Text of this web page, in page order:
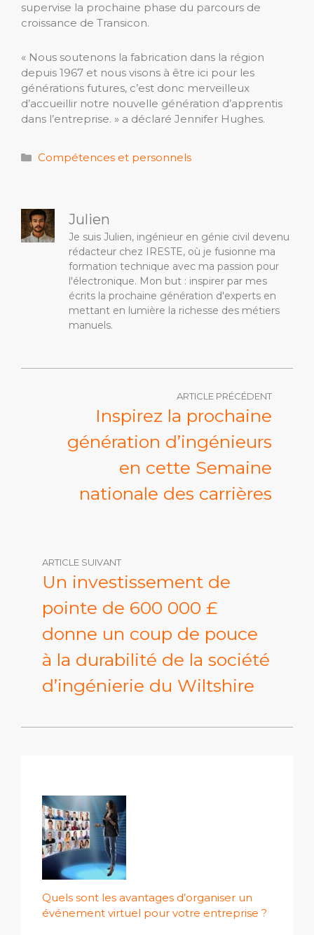
supervise la prochaine phase du parcours de
croissance de Transicon.
« Nous soutenons la fabrication dans la région
depuis 1967 et nous visons à être ici pour les
générations futures, c’est donc merveilleux
d’accueillir notre nouvelle génération d’apprentis
dans l’entreprise. » a déclaré Jennifer Hughes.
Catégories
Compétences et personnels
Julien
Je suis Julien, ingénieur en génie civil devenu
rédacteur chez IRESTE, où je fusionne ma
formation technique avec ma passion pour
l'électronique. Mon but : inspirer par mes
écrits la prochaine génération d'experts en
mettant en lumière la richesse des métiers
manuels.
ARTICLE PRÉCÉDENT
Inspirez la prochaine
génération d’ingénieurs
en cette Semaine
nationale des carrières
ARTICLE SUIVANT
Un investissement de
pointe de 600 000 £
donne un coup de pouce
à la durabilité de la société
d’ingénierie du Wiltshire
Quels sont les avantages d’organiser un
événement virtuel pour votre entreprise ?